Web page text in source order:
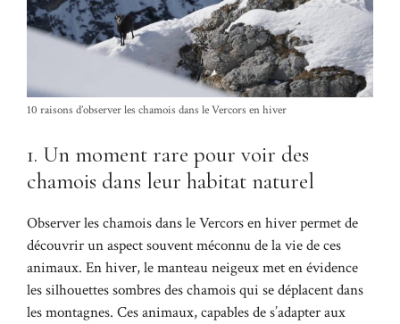
10 raisons d’observer les chamois dans le Vercors en hiver
1. Un moment rare pour voir des
chamois dans leur habitat naturel
Observer les chamois dans le Vercors en hiver permet de
découvrir un aspect souvent méconnu de la vie de ces
animaux. En hiver, le manteau neigeux met en évidence
les silhouettes sombres des chamois qui se déplacent dans
les montagnes. Ces animaux, capables de s’adapter aux